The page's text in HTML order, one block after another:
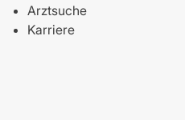
Arztsuche
Karriere